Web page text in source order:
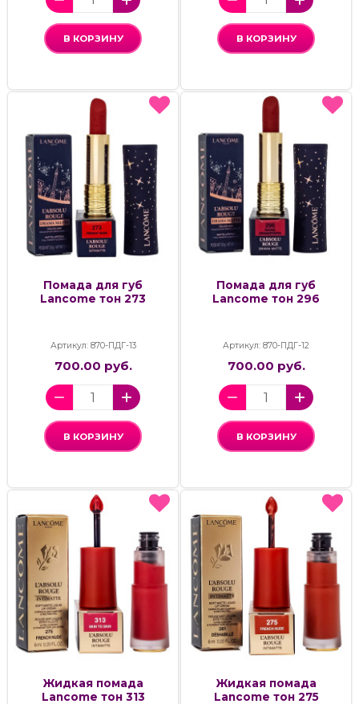
В КОРЗИНУ В КОРЗИНУ
Помада для губ
Lancome тон 273
Артикул: 870-ПДГ-13
700.00 руб.
В КОРЗИНУ
Помада для губ
Lancome тон 296
Артикул: 870-ПДГ-12
700.00 руб.
В КОРЗИНУ
Жидкая помада
Lancome тон 313
Жидкая помада
Lancome тон 275